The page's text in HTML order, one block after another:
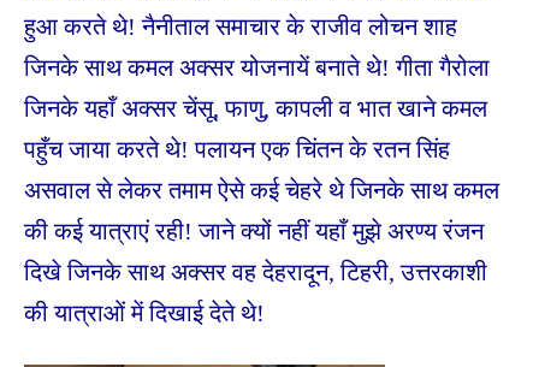
हुआ करते थे! नैनीताल समाचार के राजीव लोचन शाह
जिनके साथ कमल अक्सर योजनायें बनाते थे! गीता गैरोला
जिनके यहाँ अक्सर चेंसू, फाणु, कापली व भात खाने कमल
पहुँच जाया करते थे! पलायन एक चिंतन के रतन सिंह
असवाल से लेकर तमाम ऐसे कई चेहरे थे जिनके साथ कमल
की कई यात्राएं रही! जाने क्यों नहीं यहाँ मुझे अरण्य रंजन
दिखे जिनके साथ अक्सर वह देहरादून, टिहरी, उत्तरकाशी
की यात्राओं में दिखाई देते थे!